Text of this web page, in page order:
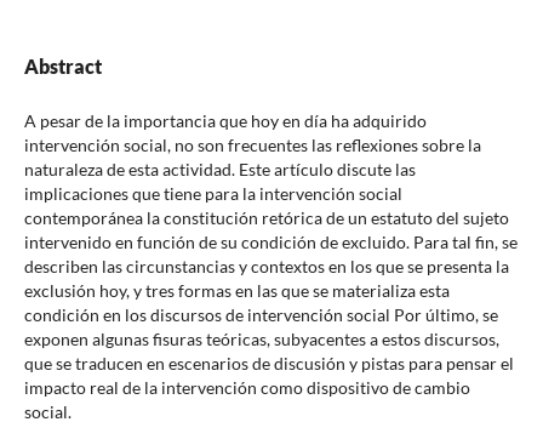
Abstract
A pesar de la importancia que hoy en día ha adquirido
intervención social, no son frecuentes las reflexiones sobre la
naturaleza de esta actividad. Este artículo discute las
implicaciones que tiene para la intervención social
contemporánea la constitución retórica de un estatuto del sujeto
intervenido en función de su condición de excluido. Para tal fin, se
describen las circunstancias y contextos en los que se presenta la
exclusión hoy, y tres formas en las que se materializa esta
condición en los discursos de intervención social Por último, se
exponen algunas fisuras teóricas, subyacentes a estos discursos,
que se traducen en escenarios de discusión y pistas para pensar el
impacto real de la intervención como dispositivo de cambio
social.